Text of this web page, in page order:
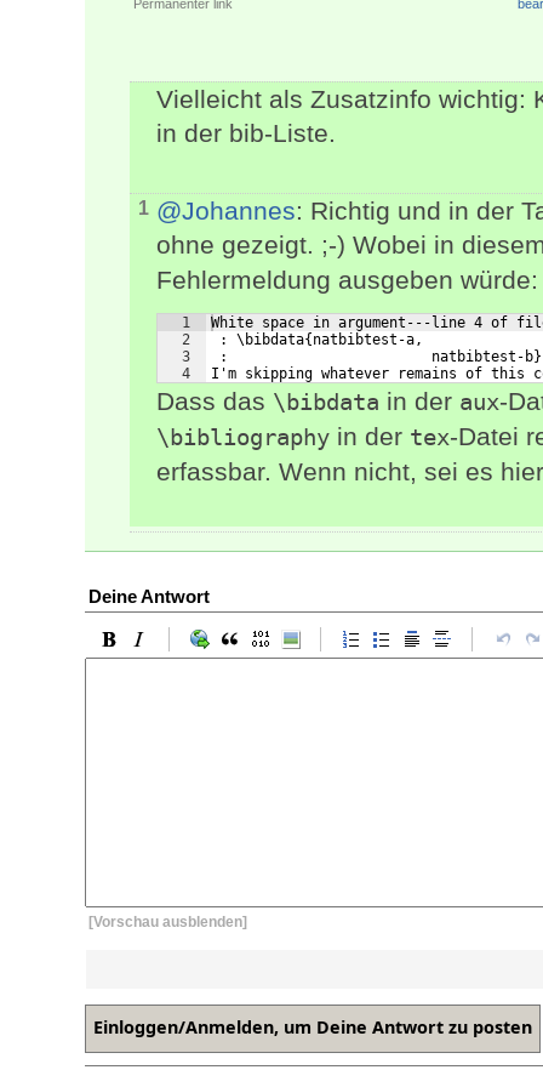
Permanenter link
Vielleicht als Zusatzinfo wichtig:
in der bib-Liste.
1 @Johannes: Richtig und in der
ohne gezeigt. ;-) Wobei in
Fehlermeldung ausgeben würde:
1
2
3
4
White space in argument---line 4 of
: \bibdata{natbibtest-a,
:                        natbibtest-b}
I'm skipping whatever remains of this
Dass das \bibdata in der aux-
\bibliography in der tex-Datei
erfassbar. Wenn nicht, sei es
Deine Antwort
[Vorschau ausblenden]